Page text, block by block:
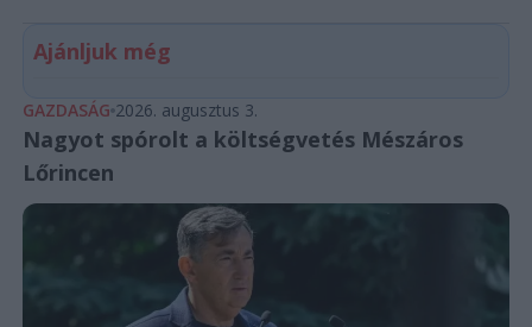
Ajánljuk még
GAZDASÁG 2026. augusztus 3.
Nagyot spórolt a költségvetés Mészáros
Lőrincen